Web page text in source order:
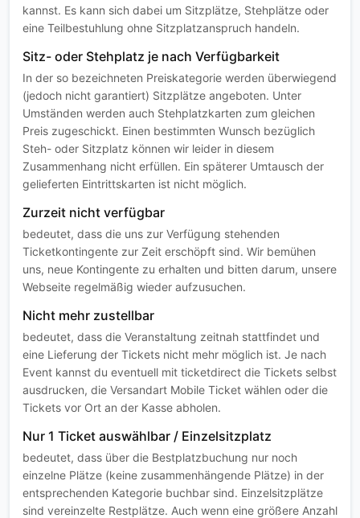
kannst. Es kann sich dabei um Sitzplätze, Stehplätze oder
eine Teilbestuhlung ohne Sitzplatzanspruch handeln.
Sitz- oder Stehplatz je nach Verfügbarkeit
In der so bezeichneten Preiskategorie werden überwiegend
(jedoch nicht garantiert) Sitzplätze angeboten. Unter
Umständen werden auch Stehplatzkarten zum gleichen
Preis zugeschickt. Einen bestimmten Wunsch bezüglich
Steh- oder Sitzplatz können wir leider in diesem
Zusammenhang nicht erfüllen. Ein späterer Umtausch der
gelieferten Eintrittskarten ist nicht möglich.
Zurzeit nicht verfügbar
bedeutet, dass die uns zur Verfügung stehenden
Ticketkontingente zur Zeit erschöpft sind. Wir bemühen
uns, neue Kontingente zu erhalten und bitten darum, unsere
Webseite regelmäßig wieder aufzusuchen.
Nicht mehr zustellbar
bedeutet, dass die Veranstaltung zeitnah stattfindet und
eine Lieferung der Tickets nicht mehr möglich ist. Je nach
Event kannst du eventuell mit ticketdirect die Tickets selbst
ausdrucken, die Versandart Mobile Ticket wählen oder die
Tickets vor Ort an der Kasse abholen.
Nur 1 Ticket auswählbar / Einzelsitzplatz
bedeutet, dass über die Bestplatzbuchung nur noch
einzelne Plätze (keine zusammenhängende Plätze) in der
entsprechenden Kategorie buchbar sind. Einzelsitzplätze
sind vereinzelte Restplätze. Auch wenn eine größere Anzahl